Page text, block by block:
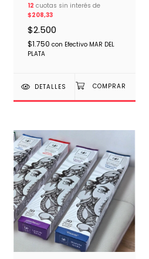
12 cuotas sin interés de
$208,33
$2.500
$1.750 con Efectivo MAR DEL
PLATA
DETALLES